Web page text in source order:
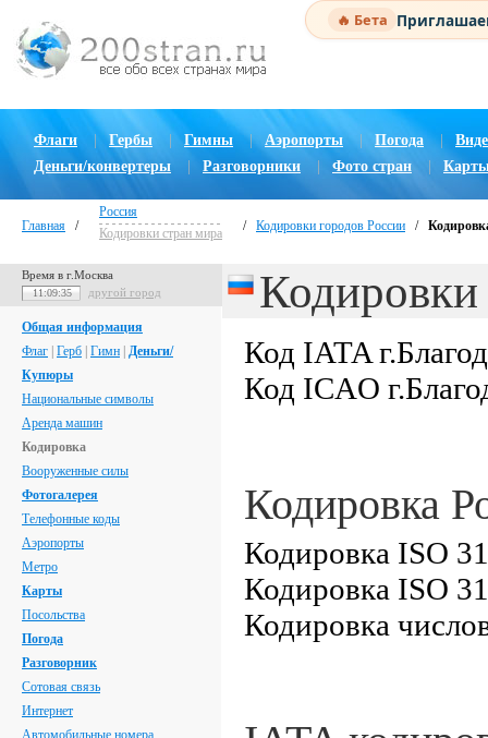
🔥 Бета
Флаги Гербы Гимны | Аэропорты Погода |
Деньги/конвертеры
Разговорники Фото стран
Главная /
Россия
Кодировки стран мира
/ Кодировки городов России /
Время в г.Москва
11:09:36 другой город
Общая информация
Флаг Герб Гимн Деньги/
Купюры
Национальные символы
Аренда машин
Кодировка
Вооруженные силы
Фотогалерея
Телефонные коды
Аэропорты
Метро
Карты
Посольства
Погода
Разговорник
Сотовая связь
Интернет
Автомобильные номера
Кодировки
Код IATA
Код ICAO
Кодировка
Кодировка ISO
Кодировка ISO
Кодировка